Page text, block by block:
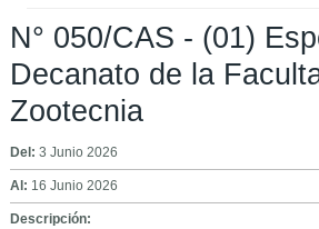
N° 050/CAS - (01)
Decanato de la
Zootecnia
Del:3 Junio 2026
Al: 16 Junio 2026
Descripción: